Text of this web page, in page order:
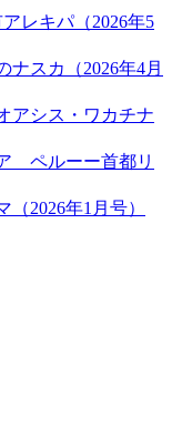
レキパ（2026年5
スカ（2026年4月
アシス・ワカチナ
ペルーー首都リ
2026年1月号）